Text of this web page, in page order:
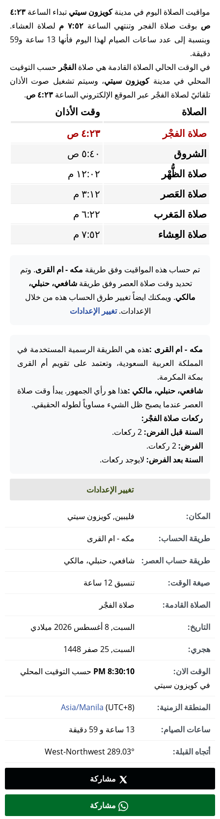
مواقيت الصلاة اليوم في مدينةكويزون سيتي تبداء الساعة ٤:٢٣
ص بوقت صلاة الفجر وتنتهي الساعة ٧:٥٢ م
لصلاة العشاء.
وبنسبة إلى عدد ساعات الصيام لهذا اليوم فأنها 13 ساعة و59
دقيقة.
في الوقت الحالي الصلاة القادمة هي صلاة الفجْر حسب التوقيت
المحلي في مدينةكويزون سيتي، وسيتم تشغيل صوت الأذان
تلقائيً لصلاة الفجْر عبر الموقع الإلكتروني الساعة ٤:٢٣ ص .
الصلاة
وقت الأذان
صلاة الفجْر
٤:٢٣ ص
الشروق
٥:٤٠ ص
صلاة الظُّهْر
١٢:٠٢ م
صلاة العَصر
٣:١٢ م
صلاة المَغرب
٦:٢٢ م
صلاة العِشاء
٧:٥٢ م
تم حساب هذه المواقيت وفق طريقة مكه - ام القرى. وتم
تحديد وقت صلاة العصر وفق طريقةشافعي، حنبلي،
مالكي. ويمكنك ايضاً تغيير طرق الحساب هذه من خلال
الإعدادات.تغيير الإعدادات
مكه - ام القرى :هذه هي الطريقة الرسمية المستخدمة في
المملكة العربية السعودية، وتعتمد على تقويم أم القرى
بمكة المكرمة.
شافعي، حنبلي، مالكي :هذا هو رأي الجمهور. يبدأ وقت صلاة
العصر عندما يصبح ظل الشيء مساوياً لطوله الحقيقي.
ركعات صلاة الفجْر:
السنة قبل الفرض:
الفرض:
السنة بعد الفرض: لايوجد ركعات.
تغيير الإعدادات
المكان: فليبين, كويزون سيتي
طريقة الحساب: مكه - ام القرى
طريقة حساب العصر: شافعي، حنبلي، مالكي
صيغة الوقت: تنسيق 12 ساعة
الصلاة القادمة: صلاة الفجْر
التاريخ: السبت, 8 أغسطس 2026 ميلادي
هجري: السبت, 25 صفر 1448
الوقت الان: 8:30:11 PM
حسب التوقيت المحلي
في كويزون سيتي
المنطقة الزمنية: Asia/Manila (UTC+8)
ساعات الصيام:
أتجاه القبلة:
مشاركة
مشاركة